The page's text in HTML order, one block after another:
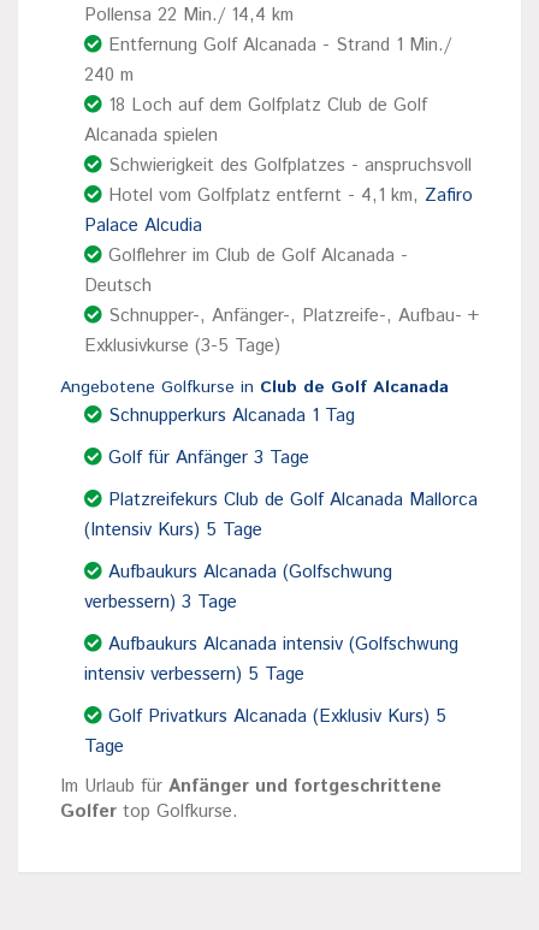
Pollensa 22 Min./ 14,4 km
Entfernung Golf Alcanada - Strand 1 Min./
240 m
18 Loch auf dem Golfplatz Club de Golf
Alcanada spielen
Schwierigkeit des Golfplatzes - anspruchsvoll
Hotel vom Golfplatz entfernt - 4,1 km, Zafiro
Palace Alcudia
Golflehrer im Club de Golf Alcanada -
Deutsch
Schnupper-, Anfänger-, Platzreife-, Aufbau- +
Exklusivkurse (3-5 Tage)
Angebotene Golfkurse in Club de Golf Alcanada
Schnupperkurs Alcanada 1 Tag
Golf für Anfänger 3 Tage
Platzreifekurs Club de Golf Alcanada Mallorca
(Intensiv Kurs) 5 Tage
Aufbaukurs Alcanada (Golfschwung
verbessern) 3 Tage
Aufbaukurs Alcanada intensiv (Golfschwung
intensiv verbessern) 5 Tage
Golf Privatkurs Alcanada (Exklusiv Kurs) 5
Tage
Im Urlaub für Anfänger und fortgeschrittene
Golfer top Golfkurse.